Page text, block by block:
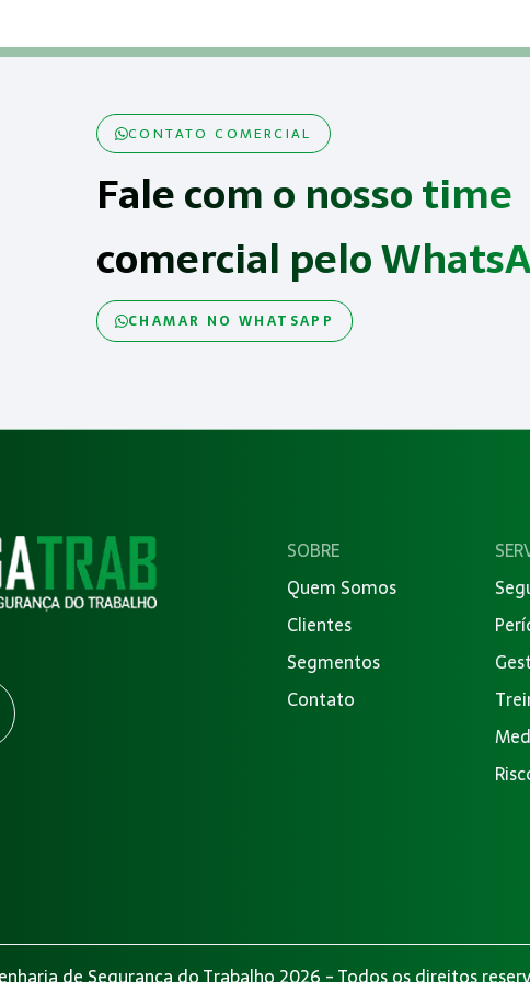
CONTATO COMERCIAL
Fale com o nosso time
comercial pelo
CHAMAR NO WHATSAPP
SOBRE
Quem Somos
Clientes
Segmentos
Contato